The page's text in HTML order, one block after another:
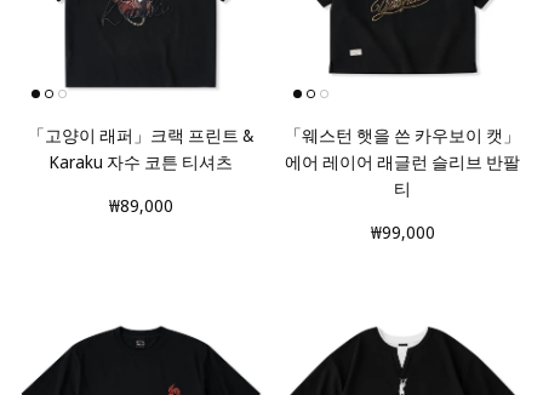
「고양이 래퍼」크랙 프린트 &
Karaku 자수 코튼 티셔츠
₩89,000
「웨스턴 햇을 쓴 카우보이 캣」
에어 레이어 래글런 슬리브 반팔
티
₩99,000